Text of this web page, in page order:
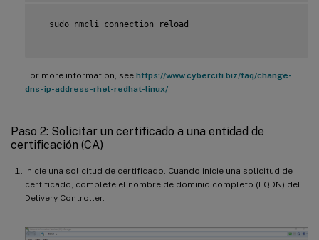
  sudo nmcli connection reload
For more information, see https://www.cyberciti.biz/faq/change-
dns-ip-address-rhel-redhat-linux/
Paso 2: Solicitar un certificado a una entidad de
certificación (CA)
Inicie una solicitud de certificado. Cuando inicie una solicitud de
certificado, complete el nombre de dominio completo (FQDN) del
Delivery Controller.